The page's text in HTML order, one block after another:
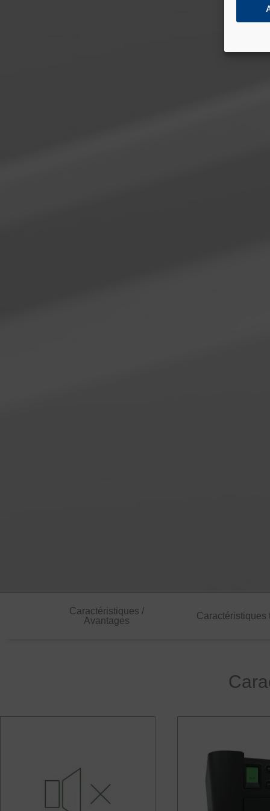
La série
Caractéristiques /
Avantages
Caractéristiques